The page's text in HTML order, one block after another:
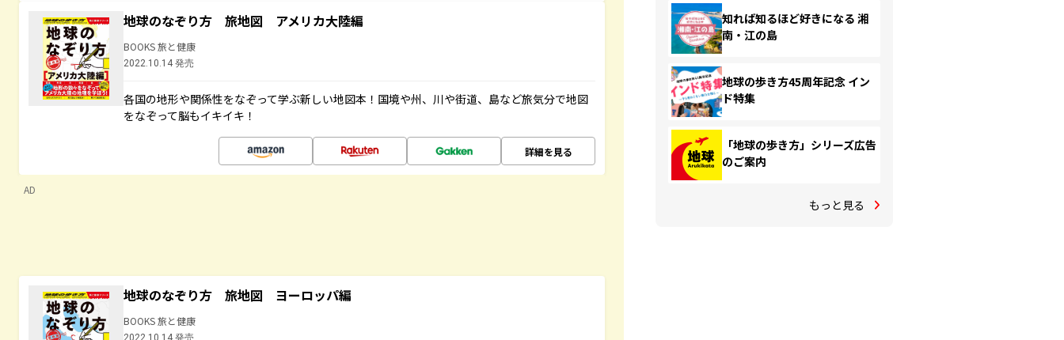
地球のなぞり方 旅地図 アメリカ大陸編
BOOKS 旅と健康
2022.10.14 発売
各国の地形や関係性をなぞって学ぶ新しい地図本！国境や州、川や街道、島など旅気分で地図
をなぞって脳もイキイキ！
詳細を見る
AD
地球のなぞり方 旅地図 ヨーロッパ編
BOOKS 旅と健康
2022.10.14 発売
知れば知るほど好きになる 湘
南・江の島
地球の歩き方45周年記念 イン
ド特集
「地球の歩き方」シリーズ広告
のご案内
もっと見る